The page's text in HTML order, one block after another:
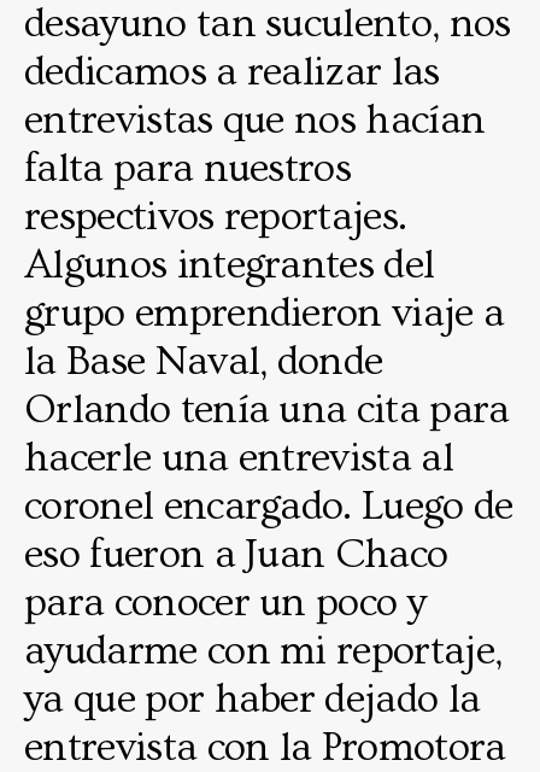
desayuno tan suculento, nos
dedicamos a realizar las
entrevistas que nos hacían
falta para nuestros
respectivos reportajes.
Algunos integrantes del
grupo emprendieron viaje a
la Base Naval, donde
Orlando tenía una cita para
hacerle una entrevista al
coronel encargado. Luego de
eso fueron a Juan Chaco
para conocer un poco y
ayudarme con mi reportaje,
ya que por haber dejado la
entrevista con la Promotora